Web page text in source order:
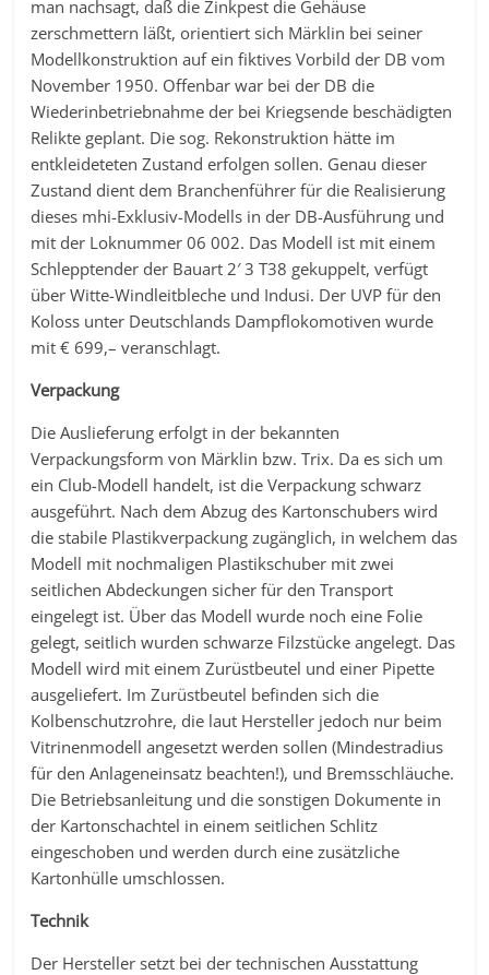
man nachsagt, daß die Zinkpest die Gehäuse
zerschmettern läßt, orientiert sich Märklin bei seiner
Modellkonstruktion auf ein fiktives Vorbild der DB vom
November 1950. Offenbar war bei der DB die
Wiederinbetriebnahme der bei Kriegsende beschädigten
Relikte geplant. Die sog. Rekonstruktion hätte im
entkleideteten Zustand erfolgen sollen. Genau dieser
Zustand dient dem Branchenführer für die Realisierung
dieses mhi-Exklusiv-Modells in der DB-Ausführung und
mit der Loknummer 06 002. Das Modell ist mit einem
Schlepptender der Bauart 2′ 3 T38 gekuppelt, verfügt
über Witte-Windleitbleche und Indusi. Der UVP für den
Koloss unter Deutschlands Dampflokomotiven wurde
mit € 699,– veranschlagt.
Verpackung
Die Auslieferung erfolgt in der bekannten
Verpackungsform von Märklin bzw. Trix. Da es sich um
ein Club-Modell handelt, ist die Verpackung schwarz
ausgeführt. Nach dem Abzug des Kartonschubers wird
die stabile Plastikverpackung zugänglich, in welchem das
Modell mit nochmaligen Plastikschuber mit zwei
seitlichen Abdeckungen sicher für den Transport
eingelegt ist. Über das Modell wurde noch eine Folie
gelegt, seitlich wurden schwarze Filzstücke angelegt. Das
Modell wird mit einem Zurüstbeutel und einer Pipette
ausgeliefert. Im Zurüstbeutel befinden sich die
Kolbenschutzrohre, die laut Hersteller jedoch nur beim
Vitrinenmodell angesetzt werden sollen (Mindestradius
für den Anlageneinsatz beachten!), und Bremsschläuche.
Die Betriebsanleitung und die sonstigen Dokumente in
der Kartonschachtel in einem seitlichen Schlitz
eingeschoben und werden durch eine zusätzliche
Kartonhülle umschlossen.
Technik
Der Hersteller setzt bei der technischen Ausstattung